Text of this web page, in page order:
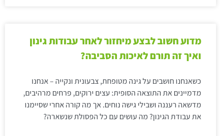
מדוע חשוב לבצע מיחזור לאחר עבודות גינון
ואיך זה תורם לאיכות הסביבה?
כשאנחנו חושבים על גינה מטופחת, צבעונית ונקייה – אנחנו
מדמיינים את התוצאה הסופית: עצים ירוקים, פרחים מרהיבים,
מדשאה רעננה ושבילי גישה נוחים. אך מה קורה אחרי שסיימנו
את עבודת הגינון? מה עושים עם כל הפסולת שנשארה?